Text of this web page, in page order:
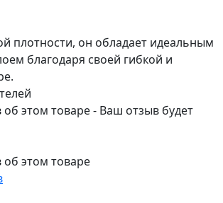
плотности, он обладает идеальным
благодаря своей гибкой и
об этом товаре - Ваш отзыв будет
об этом товаре